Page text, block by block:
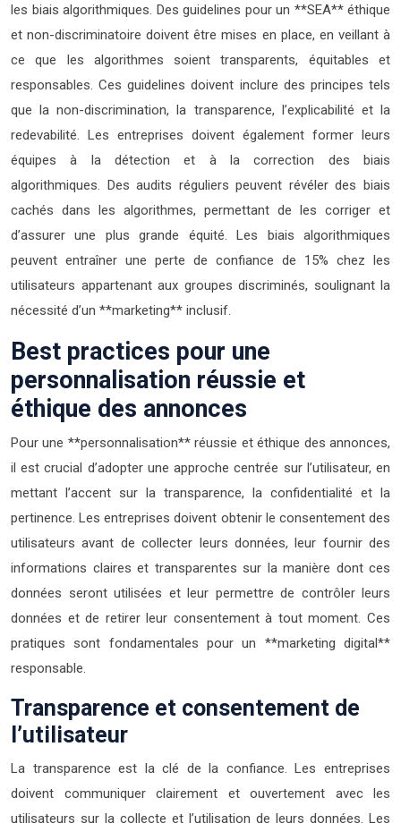
les biais algorithmiques. Des guidelines pour un **SEA** éthique
et non-discriminatoire doivent être mises en place, en veillant à
ce que les algorithmes soient transparents, équitables et
responsables. Ces guidelines doivent inclure des principes tels
que la non-discrimination, la transparence, l’explicabilité et la
redevabilité. Les entreprises doivent également former leurs
équipes à la détection et à la correction des biais
algorithmiques. Des audits réguliers peuvent révéler des biais
cachés dans les algorithmes, permettant de les corriger et
d’assurer une plus grande équité. Les biais algorithmiques
peuvent entraîner une perte de confiance de 15% chez les
utilisateurs appartenant aux groupes discriminés, soulignant la
nécessité d’un **marketing** inclusif.
Best practices pour une
personnalisation réussie et
éthique des annonces
Pour une **personnalisation** réussie et éthique des annonces,
il est crucial d’adopter une approche centrée sur l’utilisateur, en
mettant l’accent sur la transparence, la confidentialité et la
pertinence. Les entreprises doivent obtenir le consentement des
utilisateurs avant de collecter leurs données, leur fournir des
informations claires et transparentes sur la manière dont ces
données seront utilisées et leur permettre de contrôler leurs
données et de retirer leur consentement à tout moment. Ces
pratiques sont fondamentales pour un **marketing digital**
responsable.
Transparence et consentement de
l’utilisateur
La transparence est la clé de la confiance. Les entreprises
doivent communiquer clairement et ouvertement avec les
utilisateurs sur la collecte et l’utilisation de leurs données. Les